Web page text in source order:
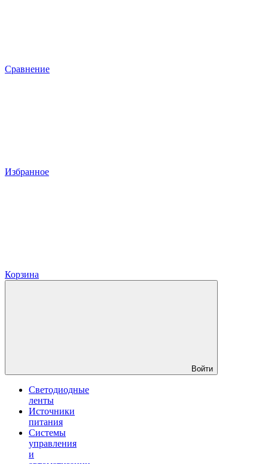
Сравнение
Избранное
Корзина
Войти
Светодиодные
ленты
Источники
питания
Системы
управления
и